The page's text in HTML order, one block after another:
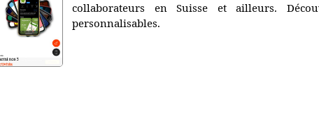
collaborateurs en Suisse et ailleurs.
personnalisables.